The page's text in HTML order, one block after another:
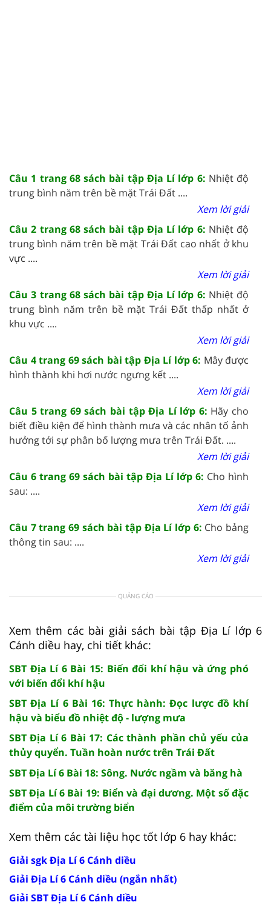
Câu 1 trang 68 sách bài tập Địa Lí lớp 6: Nhiệt độ
trung bình năm trên bề mặt Trái Đất ....
Xem lời giải
Câu 2 trang 68 sách bài tập Địa Lí lớp 6: Nhiệt độ
trung bình năm trên bề mặt Trái Đất cao nhất ở khu
vực ....
Xem lời giải
Câu 3 trang 68 sách bài tập Địa Lí lớp 6: Nhiệt độ
trung bình năm trên bề mặt Trái Đất thấp nhất ở
khu vực ....
Xem lời giải
Câu 4 trang 69 sách bài tập Địa Lí lớp 6: Mây được
hình thành khi hơi nước ngưng kết ....
Xem lời giải
Câu 5 trang 69 sách bài tập Địa Lí lớp 6: Hãy cho
biết điều kiện để hình thành mưa và các nhân tố ảnh
hưởng tới sự phân bố lượng mưa trên Trái Đất. ....
Xem lời giải
Câu 6 trang 69 sách bài tập Địa Lí lớp 6: Cho hình
sau: ....
Xem lời giải
Câu 7 trang 69 sách bài tập Địa Lí lớp 6: Cho bảng
thông tin sau: ....
Xem lời giải
QUẢNG CÁO
Xem thêm các bài giải sách bài tập Địa Lí lớp 6
Cánh diều hay, chi tiết khác:
SBT Địa Lí 6 Bài 15: Biến đổi khí hậu và ứng phó
với biến đổi khí hậu
SBT Địa Lí 6 Bài 16: Thực hành: Đọc lược đồ khí
hậu và biểu đồ nhiệt độ - lượng mưa
SBT Địa Lí 6 Bài 17: Các thành phần chủ yếu của
thủy quyển. Tuần hoàn nước trên Trái Đất
SBT Địa Lí 6 Bài 18: Sông. Nước ngầm và băng hà
SBT Địa Lí 6 Bài 19: Biển và đại dương. Một số đặc
điểm của môi trường biển
Xem thêm các tài liệu học tốt lớp 6 hay khác:
Giải sgk Địa Lí 6 Cánh diều
Giải Địa Lí 6 Cánh diều (ngắn nhất)
Giải SBT Địa Lí 6 Cánh diều